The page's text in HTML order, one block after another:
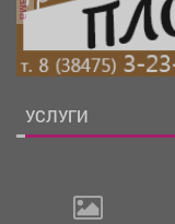
УСЛУГИ